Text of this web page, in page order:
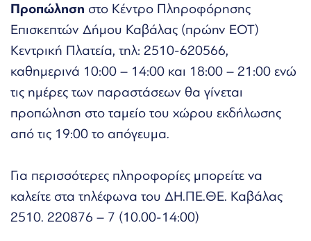
Προπώληση στο Κέντρο Πληροφόρησης
Επισκεπτών Δήμου Καβάλας (πρώην ΕΟΤ)
Κεντρική Πλατεία, τηλ: 2510-620566,
καθημερινά 10:00 – 14:00 και 18:00 – 21:00 ενώ
τις ημέρες των παραστάσεων θα γίνεται
προπώληση στο ταμείο του χώρου εκδήλωσης
από τις 19:00 το απόγευμα.
Για περισσότερες πληροφορίες μπορείτε να
καλείτε στα τηλέφωνα του ΔΗ.ΠΕ.ΘΕ. Καβάλας
2510. 220876 – 7 (10.00-14:00)